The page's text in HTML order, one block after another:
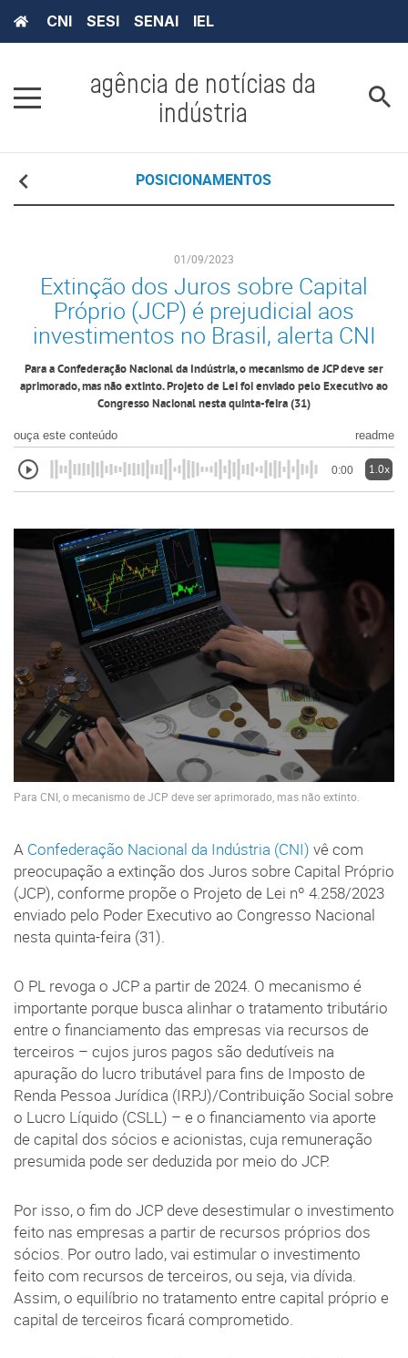
CNI SESI SENAI IEL
agência de notícias da
indústria
POSICIONAMENTOS
01/09/2023
Extinção dos Juros sobre Capital
Próprio (JCP) é prejudicial aos
investimentos no Brasil, alerta CNI
Para a Confederação Nacional da Indústria, o mecanismo de JCP deve ser
aprimorado, mas não extinto. Projeto de Lei foi enviado pelo Executivo ao
Congresso Nacional nesta quinta-feira (31)
ouça este conteúdo readme
0:00 1.0x
Para CNI, o mecanismo de JCP deve ser aprimorado, mas não extinto.
A Confederação Nacional da Indústria (CNI) vê com
preocupação a extinção dos Juros sobre Capital Próprio
(JCP), conforme propõe o Projeto de Lei nº 4.258/2023
enviado pelo Poder Executivo ao Congresso Nacional
nesta quinta-feira (31).
O PL revoga o JCP a partir de 2024. O mecanismo é
importante porque busca alinhar o tratamento tributário
entre o financiamento das empresas via recursos de
terceiros – cujos juros pagos são dedutíveis na
apuração do lucro tributável para fins de Imposto de
Renda Pessoa Jurídica (IRPJ)/Contribuição Social sobre
o Lucro Líquido (CSLL) – e o financiamento via aporte
de capital dos sócios e acionistas, cuja remuneração
presumida pode ser deduzida por meio do JCP.
Por isso, o fim do JCP deve desestimular o investimento
feito nas empresas a partir de recursos próprios dos
sócios. Por outro lado, vai estimular o investimento
feito com recursos de terceiros, ou seja, via dívida.
Assim, o equilíbrio no tratamento entre capital próprio e
capital de terceiros ficará comprometido.